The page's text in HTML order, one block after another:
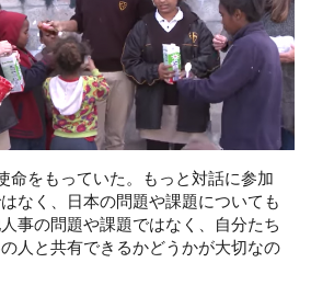
命をもっていた。もっと対話に参加
なく、日本の問題や課題についても
事の問題や課題ではなく、自分たち
人と共有できるかどうかが大切なの